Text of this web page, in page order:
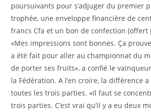
poursuivants pour s’adjuger du premier
trophée, une enveloppe financière de
francs Cfa et un bon de confection (offert
«Mes impressions sont bonnes. Ça
a été fait pour aller au championnat du
de porter ses fruits», a confié le
la Fédération. A l’en croire, la différence
toutes les trois parties. «Il faut se
trois parties. C’est vrai qu’il y a eu deux